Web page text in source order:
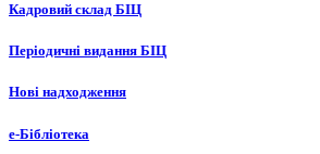
Кадровий склад БІЦ
Періодичні видання БІЦ
Нові надходження
е-Бібліотека